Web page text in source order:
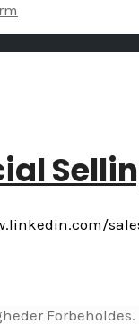
Forbeholdes.